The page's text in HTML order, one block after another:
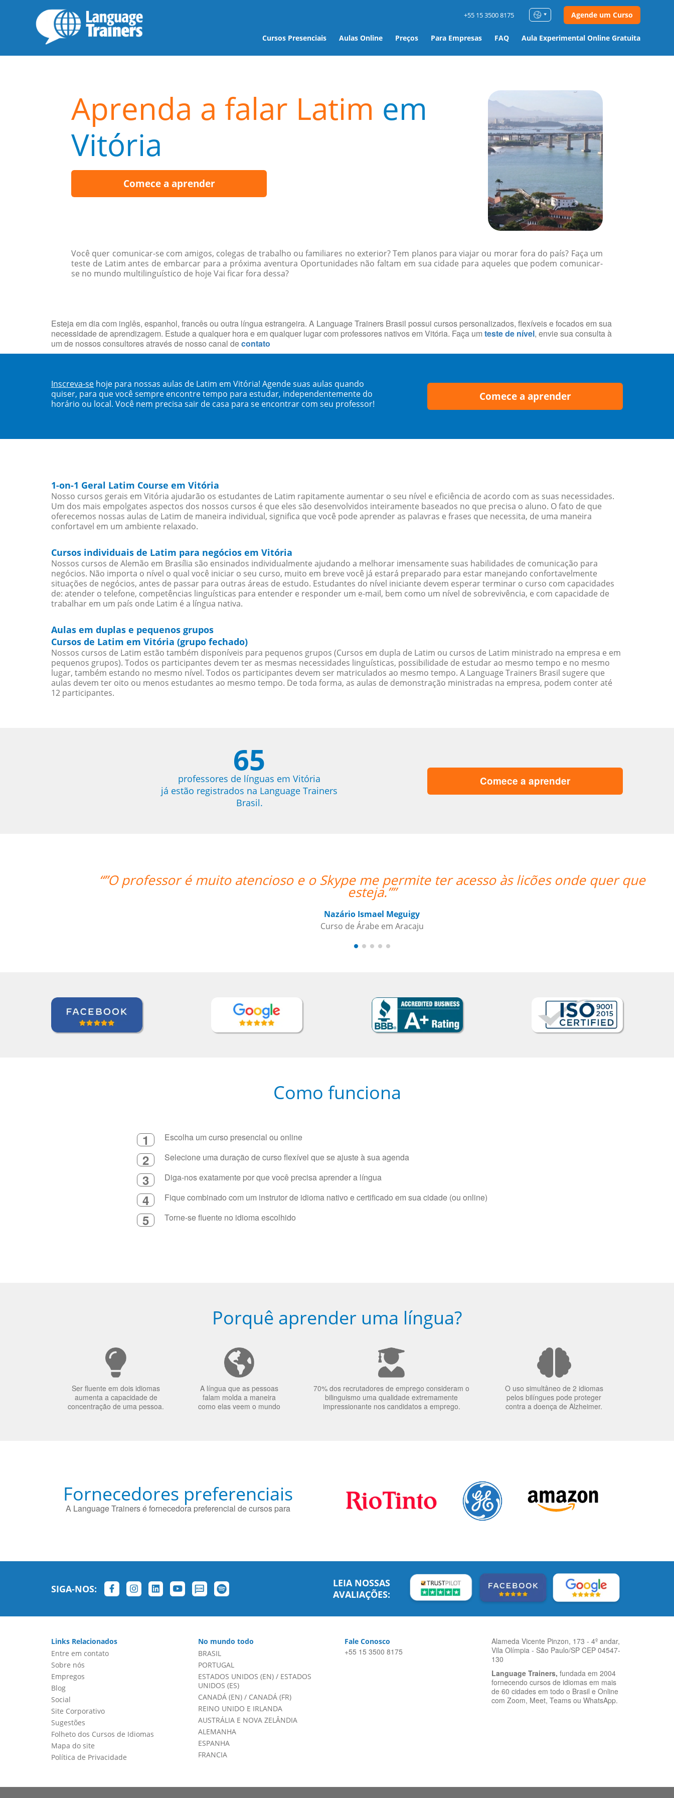
Cursos Presenciais Aulas Online Preços Para Empresas FAQ Aula Experimental Online Gratuita
+55 15 3500 8175 Agende um Curso
Aprenda a falar Latim em
Vitória
Comece a aprender
Você quer comunicar-se com amigos, colegas de trabalho ou familiares no exterior? Tem planos para viajar ou morar fora do país? Faça um
teste de Latim antes de embarcar para a próxima aventura Oportunidades não faltam em sua cidade para aqueles que podem comunicar-
se no mundo multilinguístico de hoje Vai ficar fora dessa?
Esteja em dia com inglês, espanhol, francês ou outra língua estrangeira. A Language Trainers Brasil possui cursos personalizados, flexíveis e focados em sua
necessidade de aprendizagem. Estude a qualquer hora e em qualquer lugar com professores nativos em Vitória. Faça um teste de nível, envie sua consulta à
um de nossos consultores através de nosso canal decontato
Inscreva-se hoje para nossas aulas de Latim em Vitória! Agende suas aulas quando
quiser, para que você sempre encontre tempo para estudar, independentemente do
horário ou local. Você nem precisa sair de casa para se encontrar com seu professor!
Comece a aprender
1-on-1 Geral Latim Course em Vitória
Nosso cursos gerais em Vitória ajudarão os estudantes de Latim rapitamente aumentar o seu nível e eficiência de acordo com as suas necessidades.
Um dos mais empolgates aspectos dos nossos cursos é que eles são desenvolvidos inteiramente baseados no que precisa o aluno. O fato de que
oferecemos nossas aulas de Latim de maneira individual, significa que você pode aprender as palavras e frases que necessita, de uma maneira
confortavel em um ambiente relaxado.
Cursos individuais de Latim para negócios em Vitória
Nossos cursos de Alemão em Brasília são ensinados individualmente ajudando a melhorar imensamente suas habilidades de comunicação para
negócios. Não importa o nível o qual você iniciar o seu curso, muito em breve você já estará preparado para estar manejando confortavelmente
situações de negócios, antes de passar para outras áreas de estudo. Estudantes do nível iniciante devem esperar terminar o curso com capacidades
de: atender o telefone, competências linguísticas para entender e responder um e-mail, bem como um nível de sobrevivência, e com capacidade de
trabalhar em um país onde Latim é a língua nativa.
Aulas em duplas e pequenos grupos
Cursos de Latim em Vitória (grupo fechado)
Nossos cursos de Latim estão também disponíveis para pequenos grupos (Cursos em dupla de Latim ou cursos de Latim ministrado na empresa e em
pequenos grupos). Todos os participantes devem ter as mesmas necessidades linguísticas, possibilidade de estudar ao mesmo tempo e no mesmo
lugar, também estando no mesmo nível. Todos os participantes devem ser matriculados ao mesmo tempo. A Language Trainers Brasil sugere que
aulas devem ter oito ou menos estudantes ao mesmo tempo. De toda forma, as aulas de demonstração ministradas na empresa, podem conter até
12 participantes.
65
professores de línguas em Vitória
já estão registrados na Language Trainers
Brasil.
Comece a aprender
atencioso e o Skype me permite ter acesso às licões onde quer que “”Nos
Como funciona
1 Escolha um curso presencial ou online
2 Selecione uma duração de curso flexível que se ajuste à sua agenda
3 Diga-nos exatamente por que você precisa aprender a língua
4 Fique combinado com um instrutor de idioma nativo e certificado em sua cidade (ou online)
5 Torne-se fluente no idioma escolhido
Porquê aprender uma língua?
Ser fluente em dois idiomas
aumenta a capacidade de
concentração de uma pessoa.
A língua que as pessoas
falam molda a maneira
como elas veem o mundo
70% dos recrutadores de emprego consideram o
bilinguismo uma qualidade extremamente
impressionante nos candidatos a emprego.
O uso simultâneo de 2 idiomas
pelos bilíngues pode proteger
contra a doença de Alzheimer.
Fornecedores preferenciais
A Language Trainers é fornecedora preferencial de cursos para
SIGA-NOS:
LEIA NOSSAS
AVALIAÇÕES:
Links Relacionados
Entre em contato
Sobre nós
Empregos
Blog
Social
Site Corporativo
Sugestões
Folheto dos Cursos de Idiomas
Mapa do site
Política de Privacidade
No mundo todo
BRASIL
PORTUGAL
ESTADOS UNIDOS (EN)/ ESTADOS
UNIDOS (ES)
CANADÁ (EN)/ CANADÁ (FR)
REINO UNIDO E IRLANDA
AUSTRÁLIA E NOVA ZELÂNDIA
ALEMANHA
ESPANHA
FRANCIA
Fale Conosco
+55 15 3500 8175
Alameda Vicente Pinzon, 173 - 4º andar,
Vila Olímpia - São Paulo/SP CEP 04547-
130
Language Trainers, fundada em 2004
fornecendo cursos de idiomas em mais
de 60 cidades em todo o Brasil e Online
com Zoom, Meet, Teams ou WhatsApp.